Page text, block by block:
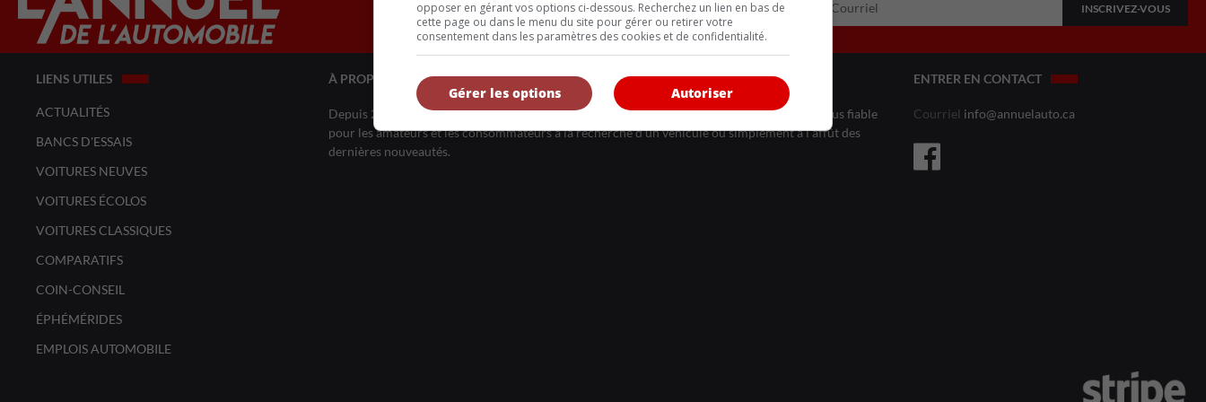
Inscrivez vous à l'infolettre.
LIENS UTILES
ACTUALITÉS
BANCS D'ESSAIS
VOITURES NEUVES
VOITURES ÉCOLOS
VOITURES CLASSIQUES
COMPARATIFS
COIN-CONSEIL
ÉPHÉMÉRIDES
EMPLOIS AUTOMOBILE
À PROPOS DE NOUS
Depuis 20 ans, l’Annuel de l’automobile demeure l’outil de référence le plus complet et le plus fiable
pour les amateurs et les consommateurs à la recherche d’un véhicule ou simplement à l’affût des
dernières nouveautés.
ENTRER EN CONTACT
Courriel info@annuelauto.ca
opposer en gérant vos options ci-dessous. Recherchez un lien en bas de
cette page ou dans le menu du site pour gérer ou retirer votre
consentement dans les paramètres des cookies et de confidentialité.
Autoriser
Gérer les options